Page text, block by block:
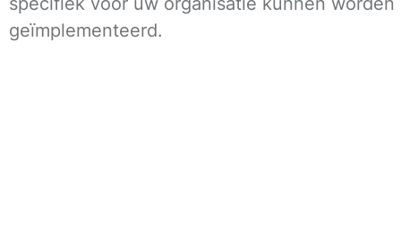
geïmplementeerd.